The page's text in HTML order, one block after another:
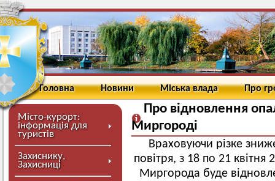
Головна Новини Міська влада Про
Місто-курорт:
інформація для
туристів
Захиснику,
Захисниці
Про відновлення
Миргороді
Враховуючи різке
повітря, з 18 по 21 квітня
Миргорода буде